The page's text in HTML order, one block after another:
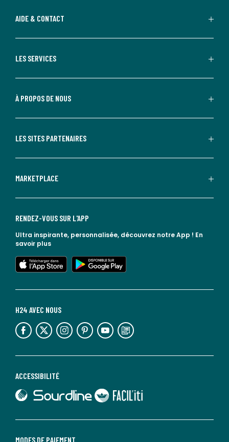
AIDE & CONTACT
LES SERVICES
À PROPOS DE NOUS
LES SITES PARTENAIRES
MARKETPLACE
MODES DE PAIEMENT
ACCESSIBILITÉ
lien vers Sourdline
lien vers Faciliti
H24 AVEC NOUS
lien vers l'espace réseaux sociaux lien vers l'espace réseaux sociaux lien vers l'espace réseaux sociaux lien vers l'espace réseaux sociaux lien vers l'espace réseaux sociaux lien vers le blog la redoute
RENDEZ-VOUS SUR L'APP
Ultra inspirante, personnalisée, découvrez notre App ! En
savoir plus
lien vers l'app store
lien vers google play